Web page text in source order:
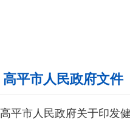
高平市人民政府文件
高平市人民政府关于印发